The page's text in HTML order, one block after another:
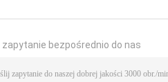
zapytanie bezpośrednio do nas